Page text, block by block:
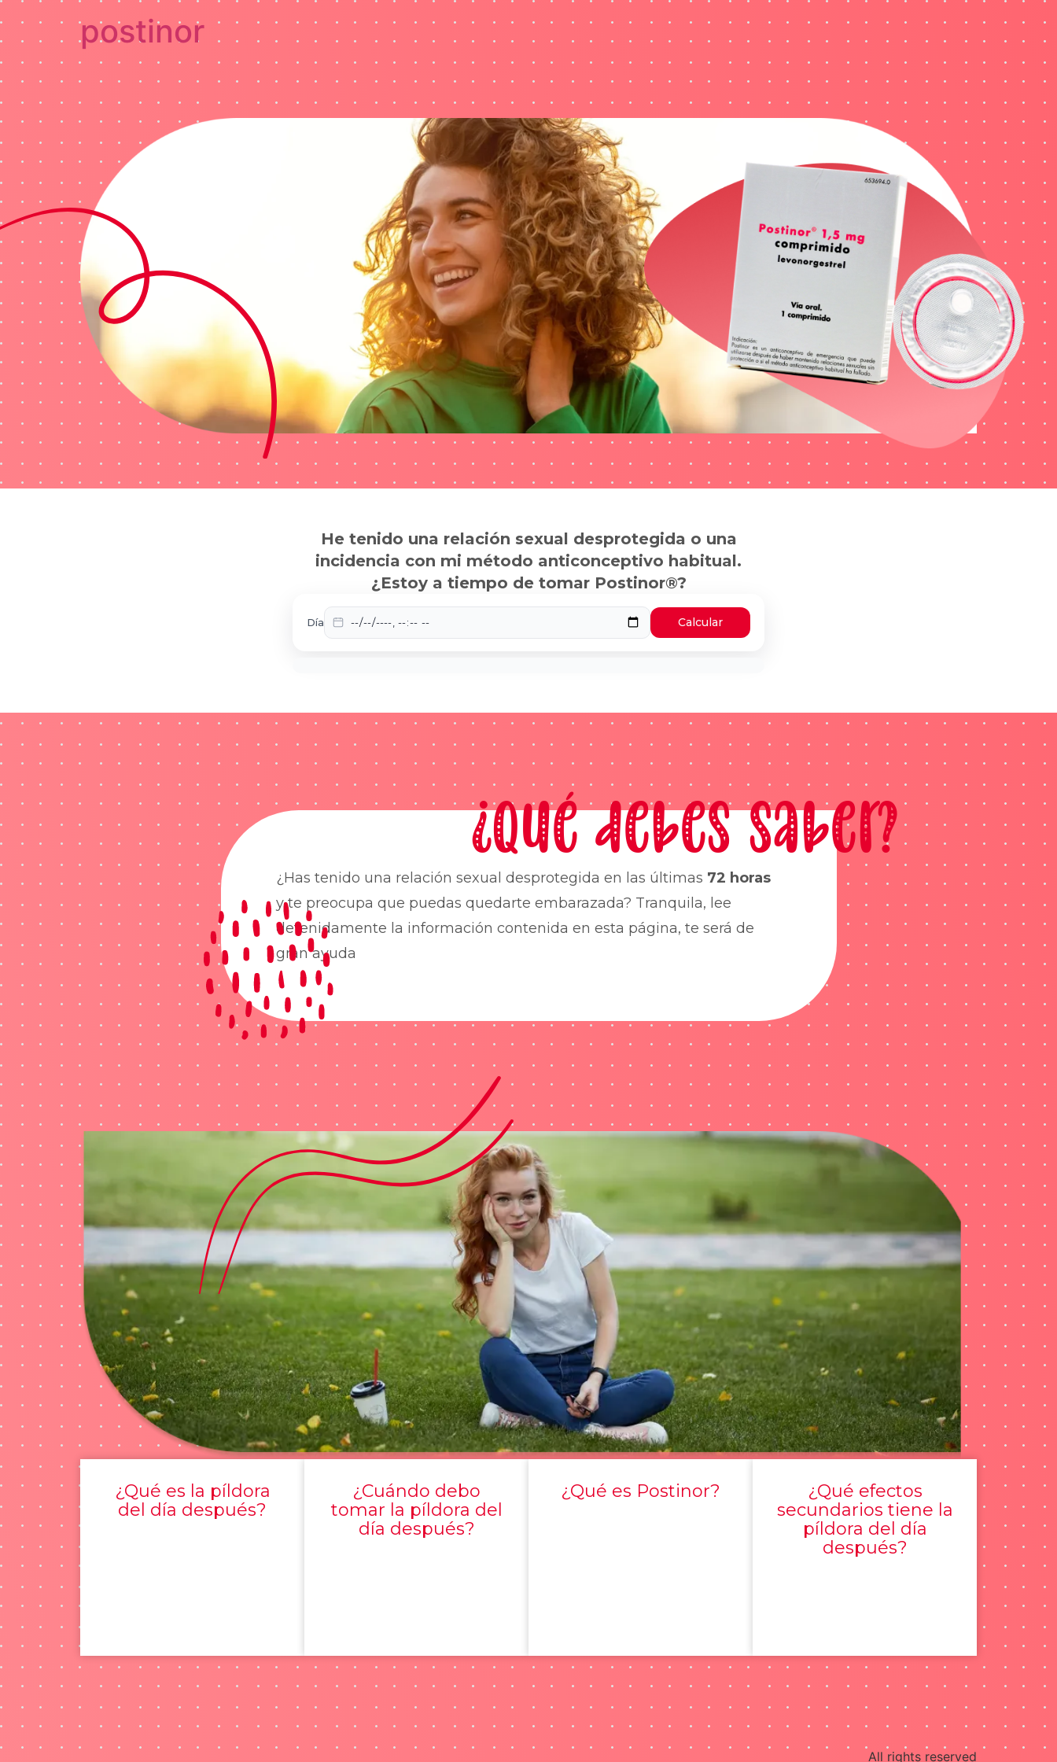
postinor
He tenido una relación sexual desprotegida o una
incidencia con mi método anticonceptivo habitual.
¿Estoy a tiempo de tomar Postinor®?
Día Calcular
¿Qué debes saber?
¿Has tenido una relación sexual desprotegida en las últimas 72 horas
y te preocupa que puedas quedarte embarazada? Tranquila, lee
detenidamente la información contenida en esta página, te será de
gran ayuda
¿Qué es la píldora
del día después?
¿Cuándo debo
tomar la píldora del
día después?
¿Qué es Postinor?
¿Qué efectos
secundarios tiene la
píldora del día
después?
All rights reserved